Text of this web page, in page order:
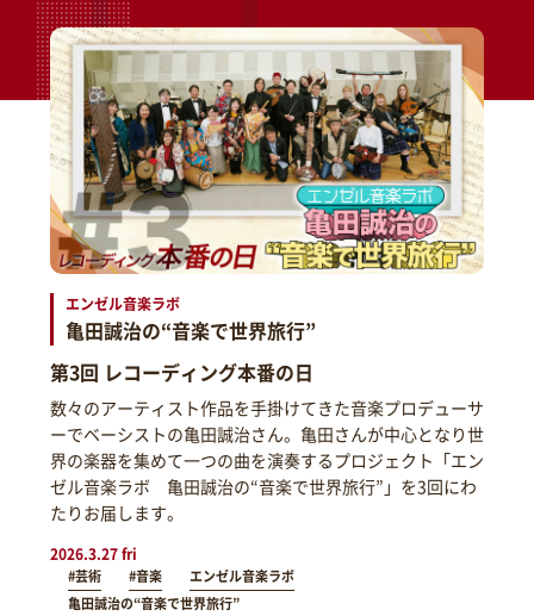
エンゼル音楽ラボ
亀田誠治の“音楽で世界旅行”
第3回 レコーディング本番の日
数々のアーティスト作品を手掛けてきた音楽プロデューサ
ーでベーシストの亀田誠治さん。亀田さんが中心となり世
界の楽器を集めて一つの曲を演奏するプロジェクト「エン
ゼル音楽ラボ 亀田誠治の“音楽で世界旅行”」を3回にわ
たりお届します。
2026.3.27 fri
#芸術 #音楽
エンゼル音楽ラボ
亀田誠治の“音楽で世界旅行”